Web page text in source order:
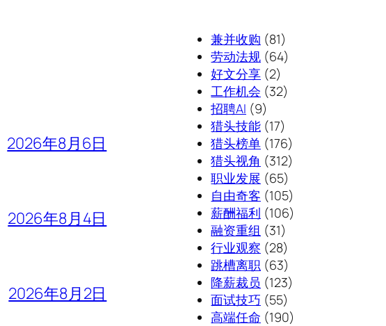
2026年8月6日
2026年8月4日
2026年8月2日
兼并收购 (81)
劳动法规 (64)
好文分享 (2)
工作机会 (32)
招聘AI (9)
猎头技能 (17)
猎头榜单 (176)
猎头视角 (312)
职业发展 (65)
自由奇客 (105)
薪酬福利 (106)
融资重组 (31)
行业观察 (28)
跳槽离职 (63)
降薪裁员 (123)
面试技巧 (55)
高端任命 (190)